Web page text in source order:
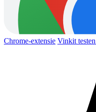
Chrome-extensie Vinkit testen